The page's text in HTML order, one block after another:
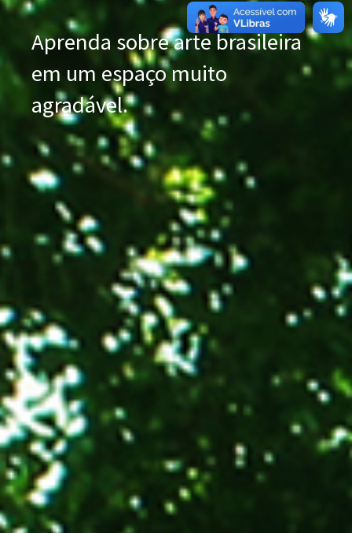
Aprenda sobre arte brasileira
em um espaço muito
agradável.